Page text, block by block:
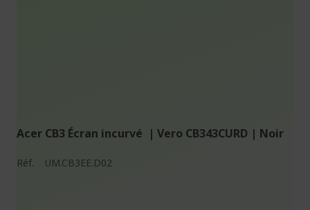
Acer CB3 Écran incurvé | Vero CB343CURD | Noir
Réf. UM.CB3EE.D02